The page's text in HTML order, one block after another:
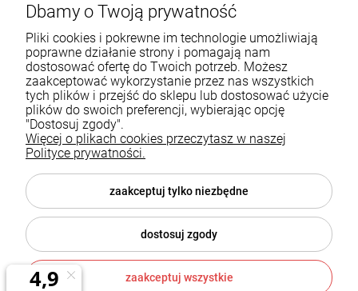
601954074
biuro@ikominki.pl
Pomoc
Płatności i dostawa
Informacje
O nas
Dbamy o Twoją prywatność
Pliki cookies i pokrewne im technologie umożliwiają
poprawne działanie strony i pomagają nam
dostosować ofertę do Twoich potrzeb. Możesz
zaakceptować wykorzystanie przez nas wszystkich
tych plików i przejść do sklepu lub dostosować użycie
plików do swoich preferencji, wybierając opcję
"Dostosuj zgody".
Więcej o plikach cookies przeczytasz w naszej
Polityce prywatności.
zaakceptuj tylko niezbędne
dostosuj zgody
zaakceptuj wszystkie